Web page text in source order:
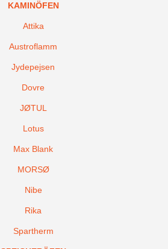
KAMINÖFEN
Attika
Austroflamm
Jydepejsen
Dovre
JØTUL
Lotus
Max Blank
MORSØ
Nibe
Rika
Spartherm